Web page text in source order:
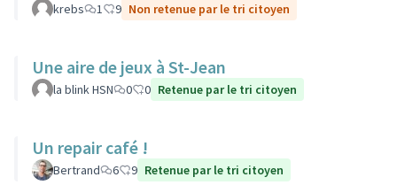
krebs 1 9 Non retenue par le tri citoyen
Une aire de jeux à St-Jean
la blink HSN 0 0 Retenue par le tri citoyen
Un repair café !
Bertrand 6 9 Retenue par le tri citoyen